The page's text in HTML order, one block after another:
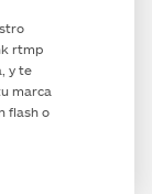
rtmp
y te
marca
flash o